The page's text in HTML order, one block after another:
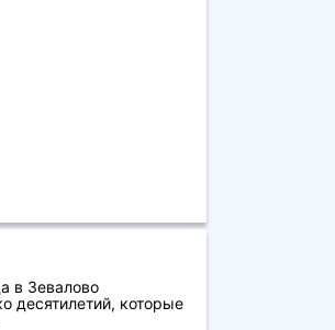
в Зевалово
десятилетий, которые